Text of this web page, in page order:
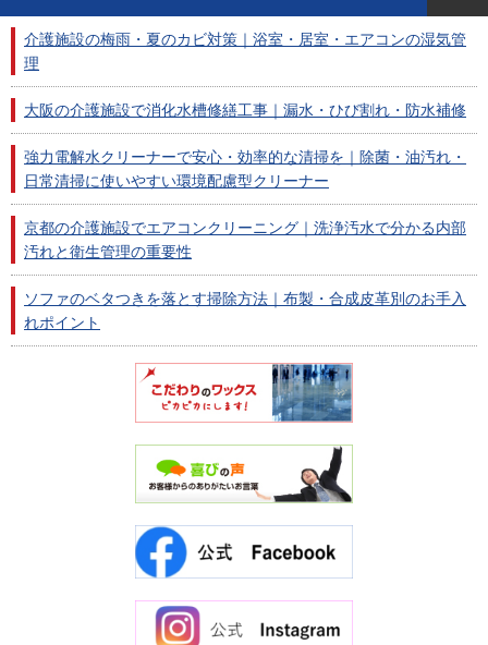
介護施設の梅雨・夏のカビ対策｜浴室・居室・エアコンの湿気管
理
大阪の介護施設で消化水槽修繕工事｜漏水・ひび割れ・防水補修
強力電解水クリーナーで安心・効率的な清掃を｜除菌・油汚れ・
日常清掃に使いやすい環境配慮型クリーナー
京都の介護施設でエアコンクリーニング｜洗浄汚水で分かる内部
汚れと衛生管理の重要性
ソファのベタつきを落とす掃除方法｜布製・合成皮革別のお手入
れポイント